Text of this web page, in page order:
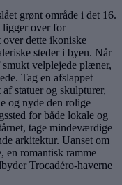
grønt område i det 16.
ligger over for
dette ikoniske
steder i byen. Når
velplejede plæner,
Tag en afslappet
statuer og skulpturer,
og nyde den rolige
for både lokale og
tage mindeværdige
arkitektur. Uanset om
en romantisk ramme
Trocadéro-haverne